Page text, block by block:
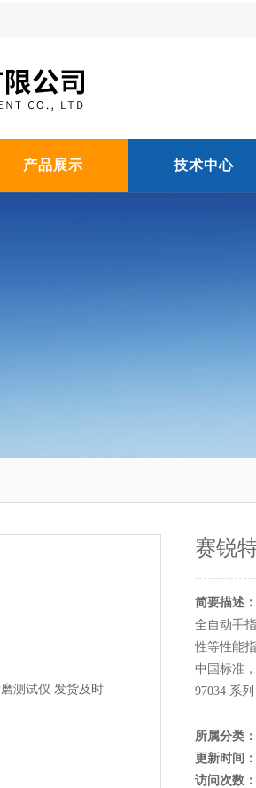
产品展示 技术中心
赛锐
简要描述：
全自动手
性等性能
中国标准
97034 系
所属分类：
更新时间：
访问次数：